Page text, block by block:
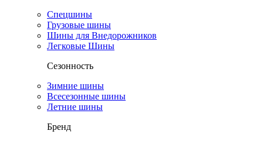
Спецшины
Грузовые шины
Шины для Внедорожников
Легковые Шины
Сезонность
Зимние шины
Всесезонные шины
Летние шины
Бренд